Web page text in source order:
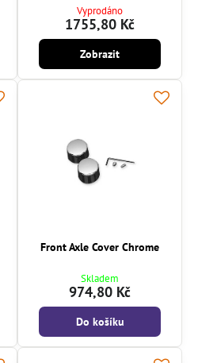
Vyprodáno
1755,80 Kč
Zobrazit
Front Axle Cover Chrome
Skladem
974,80 Kč
Do košíku